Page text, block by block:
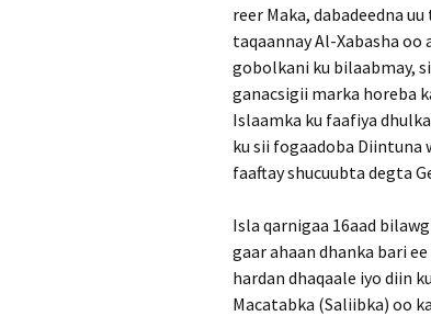
reer Maka, dabadeedna
taqaannay Al-Xabasha oo
gobolkani ku bilaabmay,
ganacsigii marka horeba
Islaamka ku faafiya
ku sii fogaadoba Diintuna
faaftay shucuubta degta
Isla qarnigaa 16aad
gaar ahaan dhanka bari
hardan dhaqaale iyo diin
Macatabka (Saliibka) oo